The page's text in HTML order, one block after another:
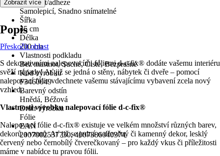
Lepivost/adheze
Samolepicí, Snadno snímatelné
Šířka
45 cm
Délka
200 cm
Vlastnosti podkladu
Bez mastnot, Suché, Čisté, Bezprašné
Kód výrobku
F3460049
Barevný odstín
Hnědá, Béžová
Druh výrobku
Fólie
EAN
2007002537730, 4007386040374
Zobrazit více
Popis
Přeskočit oblast
S dekorativními nalepovacími fóliemi d-c-fix® dodáte vašemu interiéru
svěží nápady! Ať již se jedná o stěny, nábytek či dveře – pomocí
nalepovací fólie vdechnete vašemu stávajícímu vybavení zcela nový
vzhled.
Vlastnosti výrobku nalepovací fólie d-c-fix®
Nalepovací fólie d-c-fix® existuje ve velkém množství různých barev,
dekorů a vzorů. Ať již se jedná o dřevěný či kamenný dekor, lesklý
červený nebo černobílý čtverečkovaný – pro každý vkus či příležitosti
máme v nabídce tu pravou fólii.